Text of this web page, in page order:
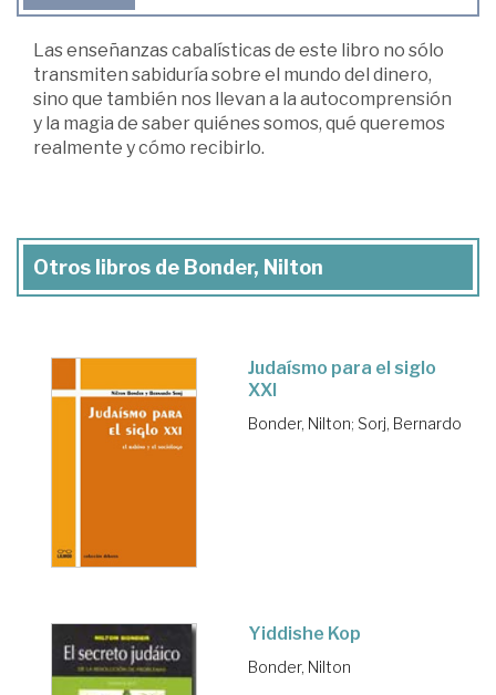
Las enseñanzas cabalísticas de este libro no sólo
transmiten sabiduría sobre el mundo del dinero,
sino que también nos llevan a la autocomprensión
y la magia de saber quiénes somos, qué queremos
realmente y cómo recibirlo.
Otros libros de Bonder, Nilton
Judaísmo para el siglo
XXI
Bonder, Nilton; Sorj, Bernardo
Yiddishe Kop
Bonder, Nilton